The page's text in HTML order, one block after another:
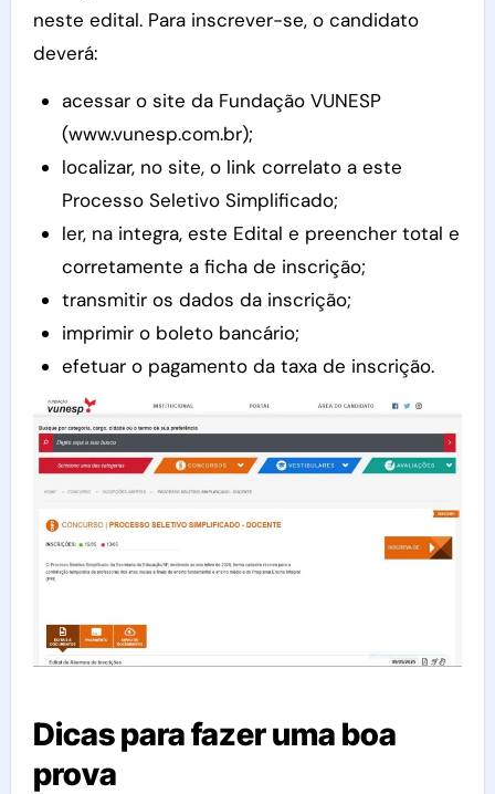
neste edital. Para inscrever-se, o candidato
deverá:
acessar o site da Fundação VUNESP
(www.vunesp.com.br);
localizar, no site, o link correlato a este
Processo Seletivo Simplificado;
ler, na integra, este Edital e preencher total e
corretamente a ficha de inscrição;
transmitir os dados da inscrição;
imprimir o boleto bancário;
efetuar o pagamento da taxa de inscrição.
Dicas para fazer uma boa
prova